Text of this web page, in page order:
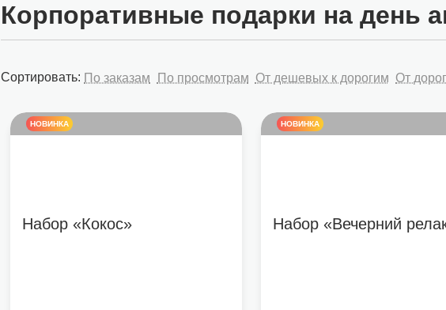
Корпоративные подарки на день
Сортировать: По заказам По просмотрам От дешевых к дорогим От
НОВИНКА
Набор «Кокос»
НОВИНКА
Набор «Вечерний